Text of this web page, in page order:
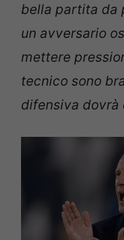
bella partita da
un avversario
mettere
tecnico sono
difensiva dovrà